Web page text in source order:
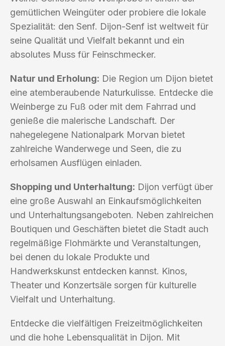
gemütlichen Weingüter oder probiere die lokale
Spezialität: den Senf. Dijon-Senf ist weltweit für
seine Qualität und Vielfalt bekannt und ein
absolutes Muss für Feinschmecker.
Natur und Erholung: Die Region um Dijon bietet
eine atemberaubende Naturkulisse. Entdecke die
Weinberge zu Fuß oder mit dem Fahrrad und
genieße die malerische Landschaft. Der
nahegelegene Nationalpark Morvan bietet
zahlreiche Wanderwege und Seen, die zu
erholsamen Ausflügen einladen.
Shopping und Unterhaltung: Dijon verfügt über
eine große Auswahl an Einkaufsmöglichkeiten
und Unterhaltungsangeboten. Neben zahlreichen
Boutiquen und Geschäften bietet die Stadt auch
regelmäßige Flohmärkte und Veranstaltungen,
bei denen du lokale Produkte und
Handwerkskunst entdecken kannst. Kinos,
Theater und Konzertsäle sorgen für kulturelle
Vielfalt und Unterhaltung.
Entdecke die vielfältigen Freizeitmöglichkeiten
und die hohe Lebensqualität in Dijon. Mit